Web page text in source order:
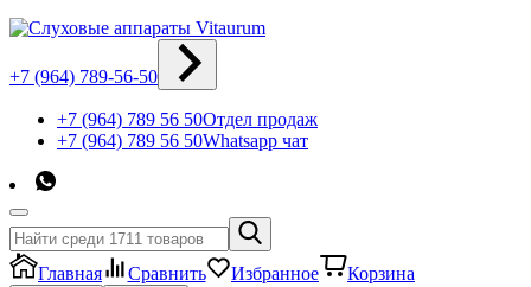
+7 (964) 789-56-50
+7 (964) 789 56 50Отдел продаж
+7 (964) 789 56 50Whatsapp чат
Главная Сравнить Избранное Корзина